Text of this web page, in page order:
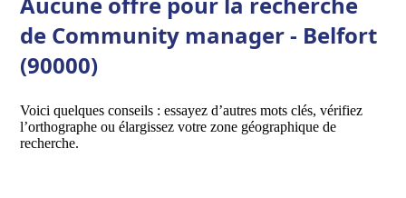
de Community manager - Belfort
(90000)
Voici quelques conseils : essayez d’autres mots clés, vérifiez
l’orthographe ou élargissez votre zone géographique de
recherche.